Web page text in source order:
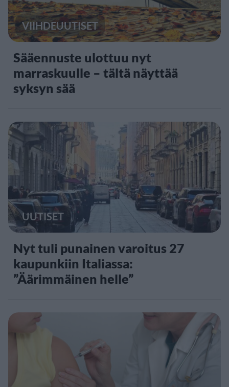
VIIHDEUUTISET
Sääennuste ulottuu nyt
marraskuulle – tältä näyttää
syksyn sää
UUTISET
Nyt tuli punainen varoitus 27
kaupunkiin Italiassa:
”Äärimmäinen helle”